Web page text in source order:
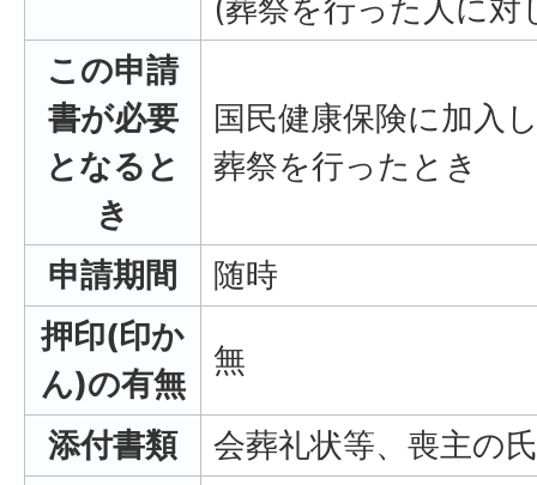
(葬祭を行った人に
この申請
書が必要
となると
き
国民健康保険に加入
葬祭を行ったとき
申請期間
随時
押印(印か
ん)の有無
無
添付書類
会葬礼状等、喪主の